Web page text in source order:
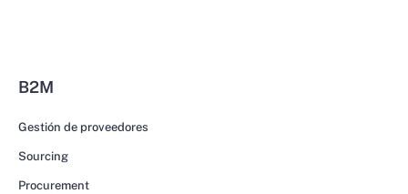
B2M
Gestión de proveedores
Sourcing
Procurement